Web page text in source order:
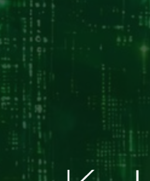
Saltar
al
contenido